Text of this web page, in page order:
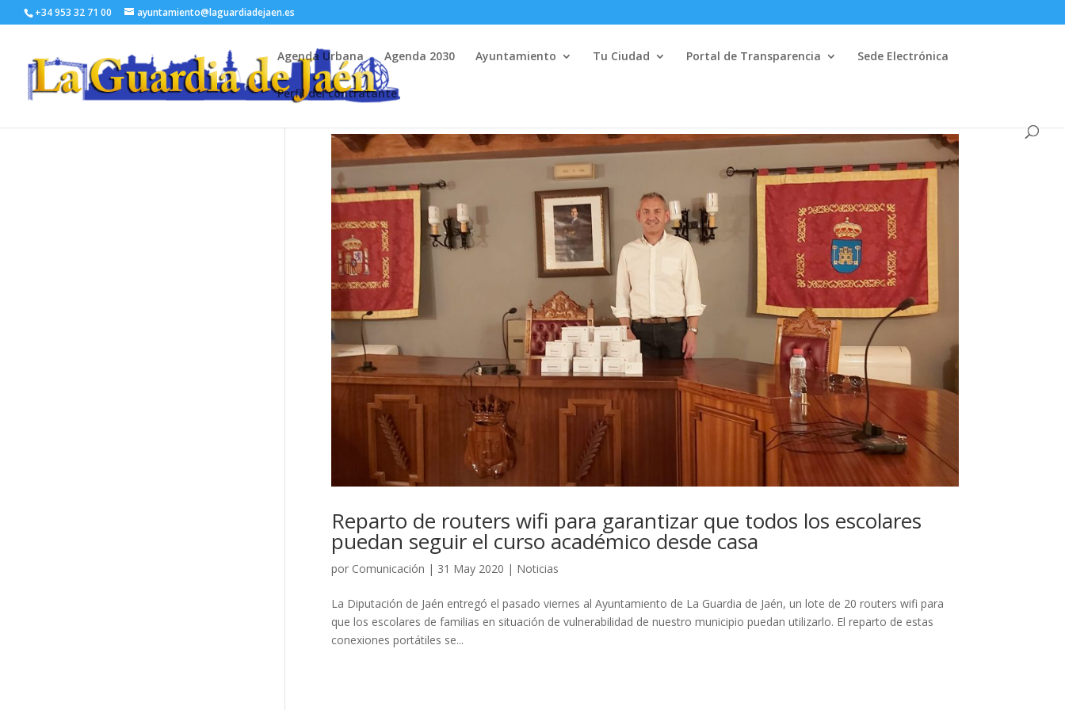
+34 953 32 71 00 ayuntamiento@laguardiadejaen.es
Agenda Urbana Agenda 2030 Ayuntamiento Tu Ciudad Portal de Transparencia Sede Electrónica
Perfil del contratante
Reparto de routers wifi para garantizar que todos los escolares
puedan seguir el curso académico desde casa
por Comunicación | 31 May 2020 | Noticias
La Diputación de Jaén entregó el pasado viernes al Ayuntamiento de La Guardia de Jaén, un lote de 20 routers wifi para
que los escolares de familias en situación de vulnerabilidad de nuestro municipio puedan utilizarlo. El reparto de estas
conexiones portátiles se...